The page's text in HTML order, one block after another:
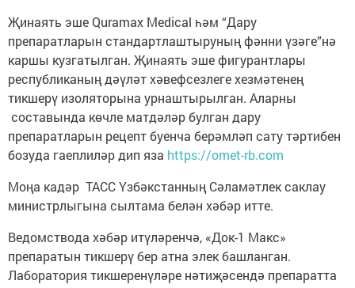
Җинаять эше Quramax Medical һәм “Дару
препаратларын стандартлаштыруның фәнни үзәге”нә
каршы кузгатылган. Җинаять эше фигурантлары
республиканың дәүләт хәвефсезлеге хезмәтенең
тикшерү изоляторына урнаштырылган. Аларны
составында көчле матдәләр булган дару
препаратларын рецепт буенча берәмләп сату тәртибен
бозуда гаеплиләр дип яза https://omet-rb.com
Моңа кадәр ТАСС Үзбәкстанның Сәламәтлек саклау
министрлыгына сылтама белән хәбәр итте.
Ведомствода хәбәр итүләренчә, «Док-1 Макс»
препаратын тикшерү бер атна элек башланган.
Лаборатория тикшеренүләре нәтиҗәсендә препаратта